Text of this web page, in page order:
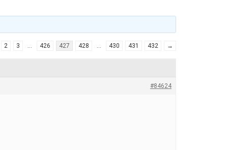
2 3 … 426 427 428 … 430 431 432 →
#84624